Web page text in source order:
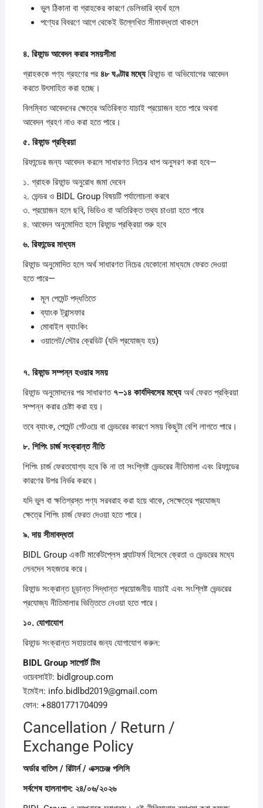
ভুল ঠিকানা বা গ্রাহকের কারণে ডেলিভারি ব্যর্থ হলে
পণ্যের বিবরণে আগে থেকেই উল্লেখিত সীমাবদ্ধতা থাকলে
৪. রিফান্ডআবেদনকরারসময়সীমা
গ্রাহককে পণ্য গ্রহণের পর ৪৮ঘণ্টারমধ্যেরিফান্ড বা অভিযোগের আবেদন
করতে উৎসাহিত করা হচ্ছে।
বিলম্বিত আবেদনের ক্ষেত্রে অতিরিক্ত যাচাই প্রয়োজন হতে পারে অথবা
আবেদন গ্রহণ নাও করা হতে পারে।
৫. রিফান্ডপ্রক্রিয়া
রিফান্ডের জন্য আবেদন করলে সাধারণত নিচের ধাপ অনুসরণ করা হবে—
১. গ্রাহক রিফান্ড অনুরোধ জমা দেবেন
২. ভেন্ডর ও BIDL Group বিষয়টি পর্যালোচনা করবে
৩. প্রয়োজন হলে ছবি, ভিডিও বা অতিরিক্ত তথ্য চাওয়া হতে পারে
৪. আবেদন অনুমোদিত হলে রিফান্ড প্রক্রিয়া শুরু হবে
৬. রিফান্ডেরমাধ্যম
রিফান্ড অনুমোদিত হলে অর্থ সাধারণত নিচের যেকোনো মাধ্যমে ফেরত দেওয়া
হতে পারে—
মূল পেমেন্ট পদ্ধতিতে
ব্যাংক ট্রান্সফার
মোবাইল ব্যাংকিং
ওয়ালেট/স্টোর ক্রেডিট (যদি প্রযোজ্য হয়)
৭. রিফান্ডসম্পন্নহওয়ারসময়
রিফান্ড অনুমোদনের পর সাধারণত ৭–১৪ কার্যদিবসেরমধ্যেঅর্থ ফেরত প্রক্রিয়া
সম্পন্ন করার চেষ্টা করা হয়।
তবে ব্যাংক, পেমেন্ট গেটওয়ে বা ভেন্ডরের কারণে সময় কিছুটা বেশি লাগতে পারে।
৮. শিপিং চার্জসংক্রান্তনীতি
শিপিং চার্জ ফেরতযোগ্য হবে কি না তা সংশ্লিষ্ট ভেন্ডরের নীতিমালা এবং রিফান্ডের
কারণের উপর নির্ভর করবে।
যদি ভুল বা ক্ষতিগ্রস্ত পণ্য সরবরাহ করা হয়ে থাকে, সেক্ষেত্রে প্রযোজ্য
ক্ষেত্রে শিপিং চার্জ ফেরত দেওয়া হতে পারে।
৯.দায়সীমাবদ্ধতা
BIDL Group একটি মার্কেটপ্লেস প্ল্যাটফর্ম হিসেবে ক্রেতা ও ভেন্ডরের মধ্যে
লেনদেন সহজতর করে।
রিফান্ড সংক্রান্ত চূড়ান্ত সিদ্ধান্ত প্রয়োজনীয় যাচাই এবং সংশ্লিষ্ট ভেন্ডরের
প্রযোজ্য নীতিমালার ভিত্তিতে নেওয়া হতে পারে।
১০. যোগাযোগ
রিফান্ড সংক্রান্ত সহায়তার জন্য যোগাযোগ করুন:
BIDL Group সাপোর্টটিম
ওয়েবসাইট: bidlgroup.com
ইমেইল: info.bidlbd2019@gmail.com
ফোন: +8801771704099
Cancellation / Return /
Exchange Policy
অর্ডারবাতিল / রিটার্ন / এক্সচেঞ্জ পলিসি
সর্বশেষহালনাগাদ: ২৪/০৬/২০২৬